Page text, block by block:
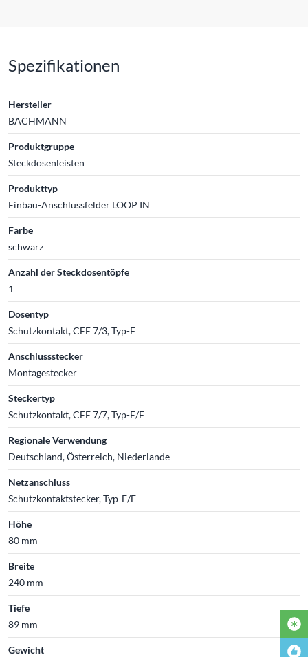
Spezifikationen
Hersteller
BACHMANN
Produktgruppe
Steckdosenleisten
Produkttyp
Einbau-Anschlussfelder LOOP IN
Farbe
schwarz
Anzahl der Steckdosentöpfe
1
Dosentyp
Schutzkontakt, CEE 7/3, Typ-F
Anschlussstecker
Montagestecker
Steckertyp
Schutzkontakt, CEE 7/7, Typ-E/F
Regionale Verwendung
Deutschland, Österreich, Niederlande
Netzanschluss
Schutzkontaktstecker, Typ-E/F
Höhe
80 mm
Breite
240 mm
Tiefe
89 mm
Gewicht